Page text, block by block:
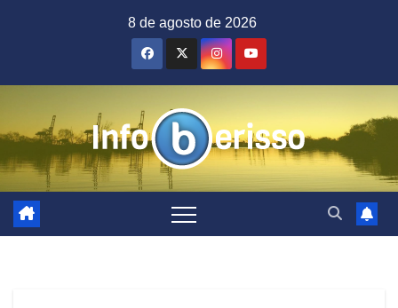
8 de agosto de 2026